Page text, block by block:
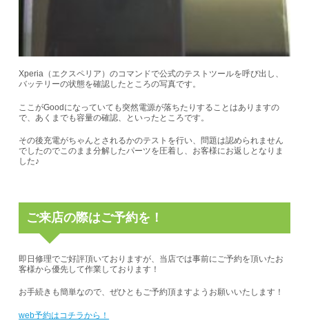
Xperia（エクスペリア）のコマンドで公式のテストツールを呼び出し、
バッテリーの状態を確認したところの写真です。
ここがGoodになっていても突然電源が落ちたりすることはありますの
で、あくまでも容量の確認、といったところです。
その後充電がちゃんとされるかのテストを行い、問題は認められません
でしたのでこのまま分解したパーツを圧着し、お客様にお返しとなりま
した♪
ご来店の際はご予約を！
即日修理でご好評頂いておりますが、当店では事前にご予約を頂いたお
客様から優先して作業しております！
お手続きも簡単なので、ぜひともご予約頂ますようお願いいたします！
web予約はコチラから！